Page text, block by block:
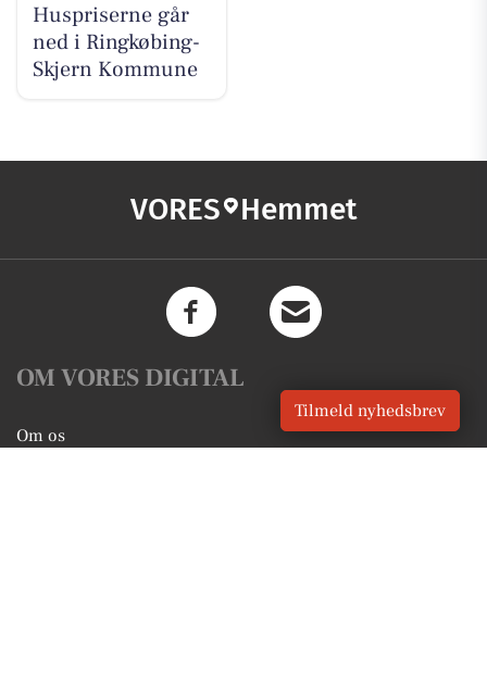
Huspriserne går
ned i Ringkøbing-
Skjern Kommune
VORES Hemmet
OM VORES DIGITAL
Om os
Tilmeld nyhedsbrev